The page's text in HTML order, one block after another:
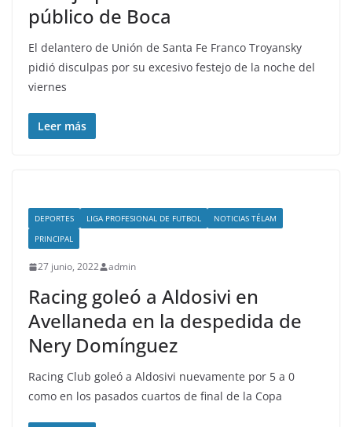
público de Boca
El delantero de Unión de Santa Fe Franco Troyansky
pidió disculpas por su excesivo festejo de la noche del
viernes
Leer más
DEPORTES LIGA PROFESIONAL DE FUTBOL
NOTICIAS TÉLAM
PRINCIPAL
27 junio, 2022 admin
Racing goleó a Aldosivi en
Avellaneda en la despedida de
Nery Domínguez
Racing Club goleó a Aldosivi nuevamente por 5 a 0
como en los pasados cuartos de final de la Copa